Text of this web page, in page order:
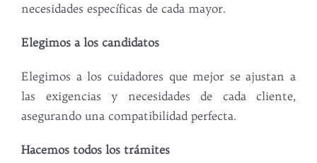
necesidades específicas de cada mayor.
Elegimos a los candidatos
Elegimos a los cuidadores que mejor se ajustan a
las exigencias y necesidades de cada cliente,
asegurando una compatibilidad perfecta.
Hacemos todos los trámites